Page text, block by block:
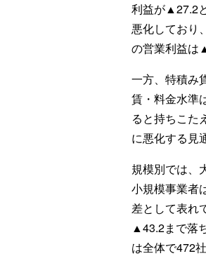
利益が▲27.2
悪化しており
の営業利益は
一方、特積み
賃・料金水準
ると持ちこた
に悪化する見
規模別では、
小規模事業者
差として表れ
▲43.2まで落
は全体で472社